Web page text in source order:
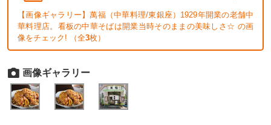
【画像ギャラリー】萬福（中華料理/東銀座）1929年開業の老舗中
華料理店。看板の中華そばは開業当時そのままの美味しさ☆ の画
像をチェック! （全3枚）
画像ギャラリー